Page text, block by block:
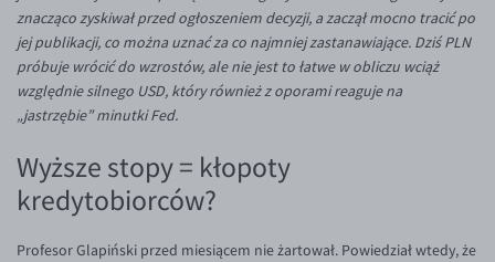
Inne pary walutowe
AUD/PLN
BGN/PLN
CAD/PLN
CNY/PLN
HKD/PLN
Aplikacja mobilna
Bezpieczeństwo
Pomoc
Pomoc
FAQ
Konto i opłaty
Poradnik
KONTAKT
Kontakt
Dla mediów
PL
znacząco zyskiwał przed ogłoszeniem decyzji, a zaczął mocno tracić po
jej publikacji, co można uznać za co najmniej zastanawiające. Dziś PLN
próbuje wrócić do wzrostów, ale nie jest to łatwe w obliczu wciąż
względnie silnego USD, który również z oporami reaguje na
„jastrzębie” minutki Fed.
Wyższe stopy = kłopoty
kredytobiorców?
Profesor Glapiński przed miesiącem nie żartował. Powiedział wtedy, że